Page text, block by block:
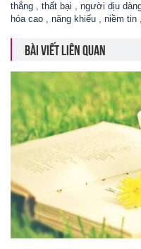
thắng , thất bại , người dịu
hóa cao , năng khiếu , niềm tin ,
BÀI VIẾT LIÊN QUAN